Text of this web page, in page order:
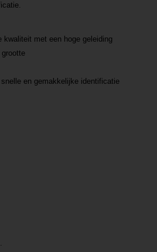
kwaliteit met een hoge geleiding
grootte
en gemakkelijke identificatie